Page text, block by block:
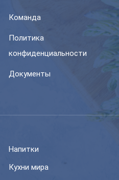
Команда
Политика
конфиденциальности
Документы
Напитки
Кухни мира